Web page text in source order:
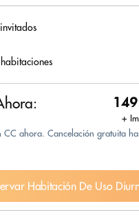
+
CC ahora. Cancelación gratuita
Habitación De Uso